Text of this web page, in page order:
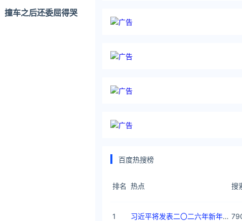
撞车之后还委屈得哭
百度热搜榜
排名 热点 搜
1 习近平将发表二〇二六年新年贺词